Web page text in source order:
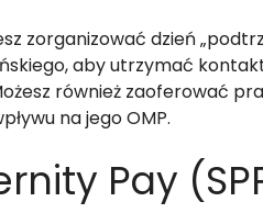
zorganizować dzień
aby utrzymać
również zaoferować
na jego OMP.
Pay